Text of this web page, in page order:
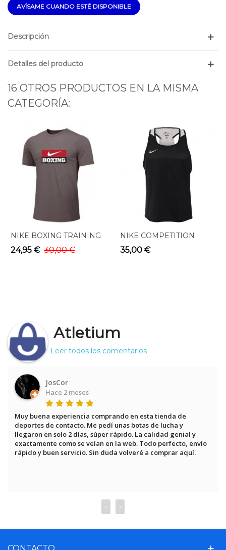
AVÍSAME CUANDO ESTÉ DISPONIBLE
Descripción
Detalles del producto
16 OTROS PRODUCTOS EN LA MISMA
CATEGORÍA:
NIKE BOXING TRAINING
TEE GRAY BX03
24,95 € 30,00 €
NIKE COMPETITION
BOXING TANK BLACK
35,00 €
Atletium
Leer todos los comentarios
JosCor
Hace 2 meses
Muy buena experiencia comprando en esta tienda de
deportes de contacto. Me pedí unas botas de lucha y
llegaron en solo 2 días, súper rápido. La calidad genial y
exactamente como se veían en la web. Todo perfecto, envío
rápido y buen servicio. Sin duda volveré a comprar aquí.
‹ ›